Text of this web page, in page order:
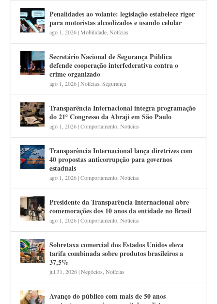
Penalidades ao volante: legislação estabelece rigor
para motoristas alcoolizados e usando celular
ago 1, 2026|Mobilidade ,Notícias
Secretário Nacional de Segurança Pública
defende cooperação interfederativa contra o
crime organizado
ago 1, 2026|Notícias ,Segurança
Transparência Internacional integra programação
do 21º Congresso da Abraji em São Paulo
ago 1, 2026|Comportamento ,Notícias
Transparência Internacional lança diretrizes com
40 propostas anticorrupção para governos
estaduais
ago 1, 2026|Comportamento ,Notícias
Presidente da Transparência Internacional abre
comemorações dos 10 anos da entidade no Brasil
ago 1, 2026|Comportamento ,Notícias
Sobretaxa comercial dos Estados Unidos eleva
tarifa combinada sobre produtos brasileiros a
37,5%
jul 31, 2026|Negócios ,Notícias
Avanço do público com mais de 50 anos